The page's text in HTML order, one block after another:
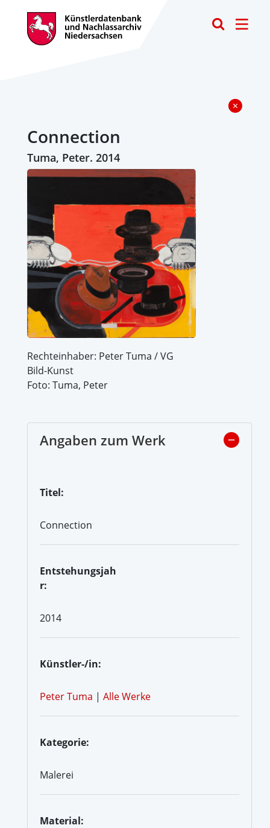
Connection
Tuma, Peter. 2014
Rechteinhaber: Peter Tuma / VG
Bild-Kunst
Foto: Tuma, Peter
Angaben zum Werk
Titel:
Connection
Entstehungsjah
r:
2014
Künstler-/in:
Peter Tuma | Alle Werke
Kategorie:
Malerei
Material: